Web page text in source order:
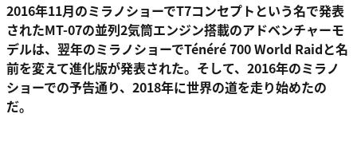
2016年11月のミラノショーでT7コンセプトという名で発表
されたMT-07の並列2気筒エンジン搭載のアドベンチャーモ
デルは、翌年のミラノショーでTénéré 700 World Raidと名
前を変えて進化版が発表された。そして、2016年のミラノ
ショーでの予告通り、2018年に世界の道を走り始めたの
だ。